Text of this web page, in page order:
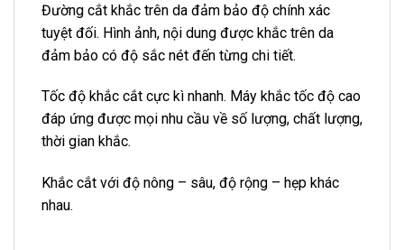
Đường cắt khắc trên da đảm bảo độ chính xác
tuyệt đối. Hình ảnh, nội dung được khắc trên da
đảm bảo có độ sắc nét đến từng chi tiết.
Tốc độ khắc cắt cực kì nhanh. Máy khắc tốc độ cao
đáp ứng được mọi nhu cầu về số lượng, chất lượng,
thời gian khắc.
Khắc cắt với độ nông – sâu, độ rộng – hẹp khác
nhau.